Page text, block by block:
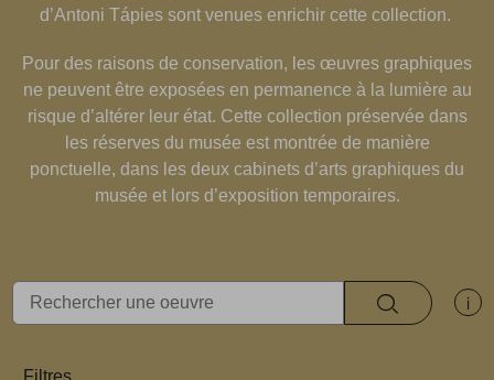
d’Antoni Tápies sont venues enrichir cette collection.
Pour des raisons de conservation, les œuvres graphiques
ne peuvent être exposées en permanence à la lumière au
risque d’altérer leur état. Cette collection préservée dans
les réserves du musée est montrée de manière
ponctuelle, dans les deux cabinets d’arts graphiques du
musée et lors d’exposition temporaires.
Rechercher
Filtres